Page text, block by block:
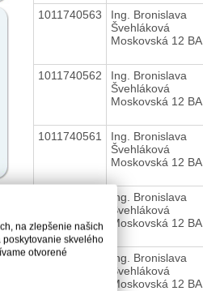
1011740563
Ing. Bronislava
Švehláková
Moskovská 12 BA
1011740562
Ing. Bronislava
Švehláková
Moskovská 12 BA
1011740561
Ing. Bronislava
Švehláková
Moskovská 12 BA
Ing. Bronislava
Švehláková
Moskovská 12 BA
1011740559
Ing. Bronislava
Švehláková
Moskovská 12 BA
na zlepšenie našich
skvelého
otvorené